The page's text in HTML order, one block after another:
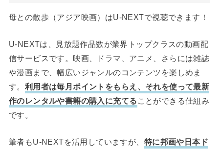
母との散歩（アジア映画）はU-NEXTで視聴できます！
U-NEXTは、見放題作品数が業界トップクラスの動画配
信サービスです。映画、ドラマ、アニメ、さらには雑誌
や漫画まで、幅広いジャンルのコンテンツを楽しめま
す。 利用者は毎月ポイントをもらえ、それを使って最新
作のレンタルや書籍の購入に充てる ことができる仕組み
です。
筆者もU-NEXTを活用していますが、 特に邦画や日本ド